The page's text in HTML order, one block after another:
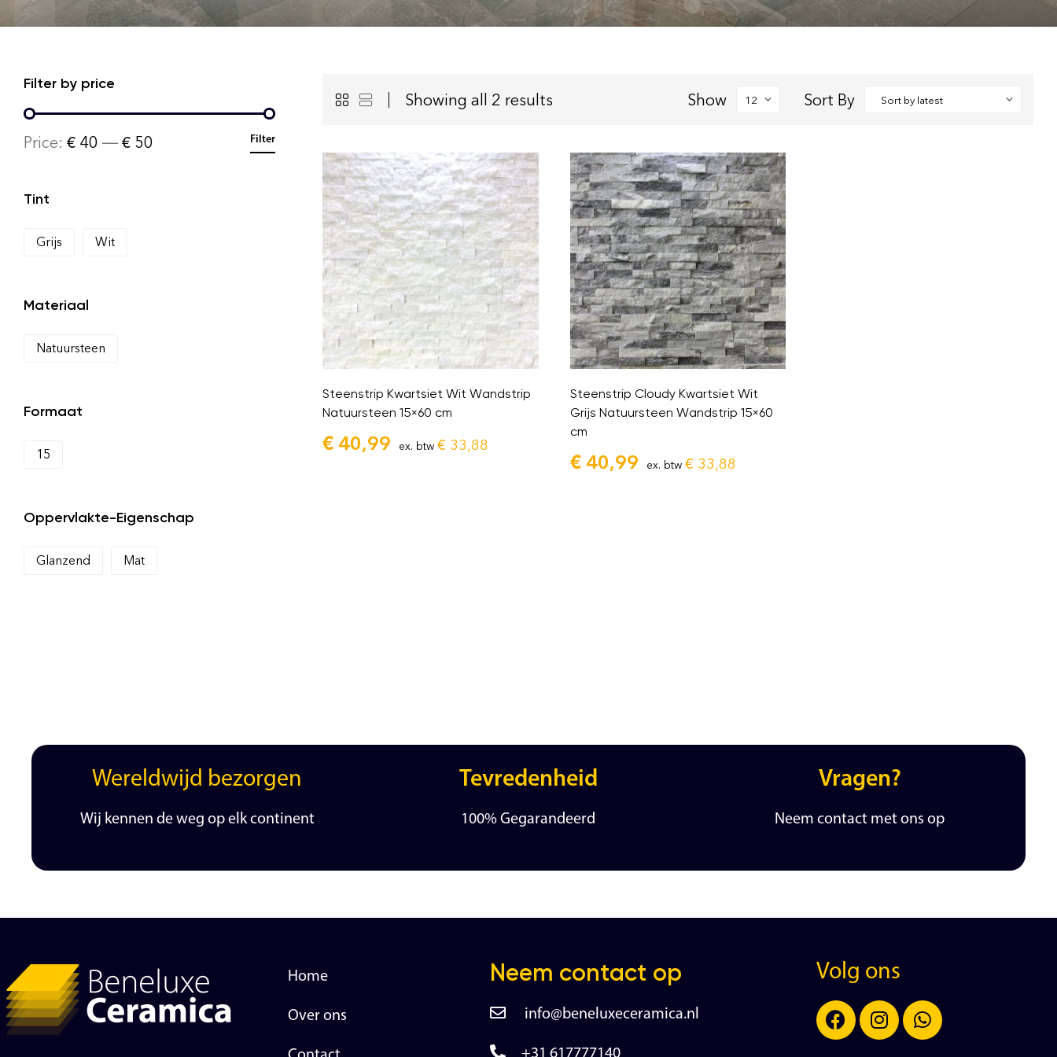
Showing all 2 results Show Sort By
Steenstrip Kwartsiet Wit Wandstrip
Natuursteen 15×60 cm
€ 40,99 ex. btw € 33,88
Steenstrip Cloudy Kwartsiet Wit
Grijs Natuursteen Wandstrip 15×60
cm
€40,99 ex. btw €33,88
Filter by price
Filter
Price: € 40 — € 50
Tint
Grijs Wit
Materiaal
Natuursteen
Formaat
15
Oppervlakte-Eigenschap
Glanzend Mat
Wereldwijd bezorgen
Wij kennen de weg op elk continent
Tevredenheid
100% Gegarandeerd
Vragen?
Neem contact met ons op
Home
Over ons
Neem contact op
info@beneluxeceramica.nl
Volg ons